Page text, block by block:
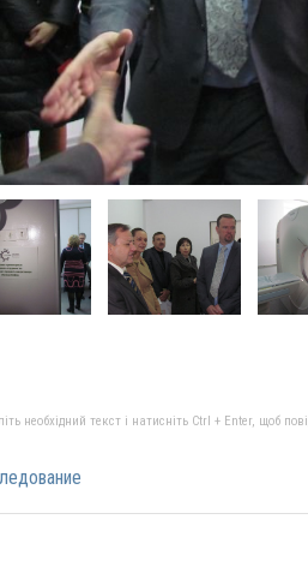
необхідний текст і натисніть Ctrl + Enter, щоб